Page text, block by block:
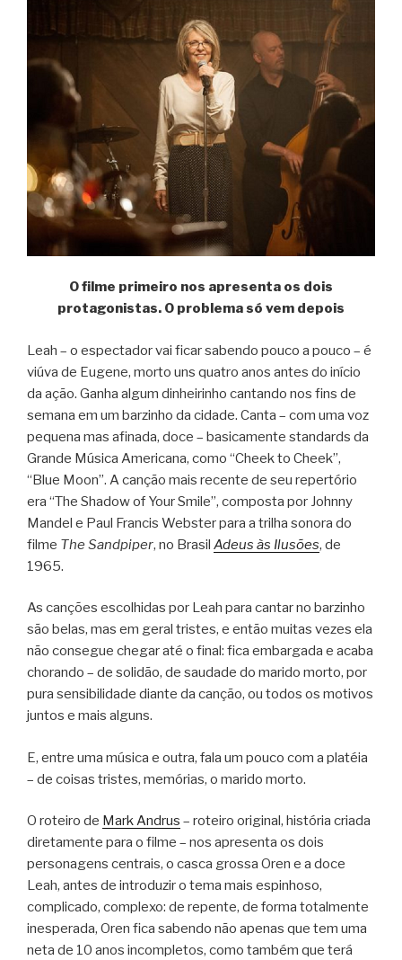
O filme primeiro nos apresenta os dois
protagonistas. O problema só vem depois
Leah – o espectador vai ficar sabendo pouco a pouco – é
viúva de Eugene, morto uns quatro anos antes do início
da ação. Ganha algum dinheirinho cantando nos fins de
semana em um barzinho da cidade. Canta – com uma voz
pequena mas afinada, doce – basicamente standards da
Grande Música Americana, como “Cheek to Cheek”,
“Blue Moon”. A canção mais recente de seu repertório
era “The Shadow of Your Smile”, composta por Johnny
Mandel e Paul Francis Webster para a trilha sonora do
filme The Sandpiper, no Brasil Adeus às Ilusões, de
1965.
As canções escolhidas por Leah para cantar no barzinho
são belas, mas em geral tristes, e então muitas vezes ela
não consegue chegar até o final: fica embargada e acaba
chorando – de solidão, de saudade do marido morto, por
pura sensibilidade diante da canção, ou todos os motivos
juntos e mais alguns.
E, entre uma música e outra, fala um pouco com a platéia
– de coisas tristes, memórias, o marido morto.
O roteiro de Mark Andrus – roteiro original, história criada
diretamente para o filme – nos apresenta os dois
personagens centrais, o casca grossa Oren e a doce
Leah, antes de introduzir o tema mais espinhoso,
complicado, complexo: de repente, de forma totalmente
inesperada, Oren fica sabendo não apenas que tem uma
neta de 10 anos incompletos, como também que terá